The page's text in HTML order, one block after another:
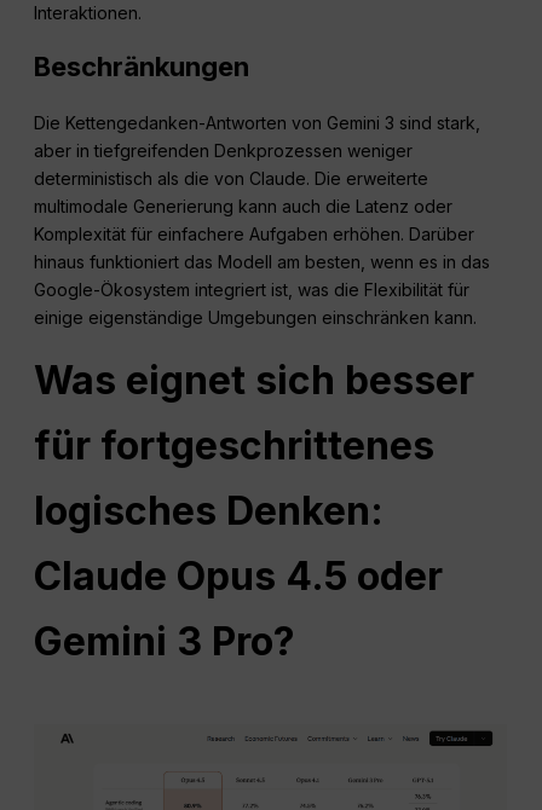
Interaktionen.
Beschränkungen
Die Kettengedanken-Antworten von Gemini 3 sind stark,
aber in tiefgreifenden Denkprozessen weniger
deterministisch als die von Claude. Die erweiterte
multimodale Generierung kann auch die Latenz oder
Komplexität für einfachere Aufgaben erhöhen. Darüber
hinaus funktioniert das Modell am besten, wenn es in das
Google-Ökosystem integriert ist, was die Flexibilität für
einige eigenständige Umgebungen einschränken kann.
Was eignet sich besser
für fortgeschrittenes
logisches Denken:
Claude Opus 4.5 oder
Gemini 3 Pro?